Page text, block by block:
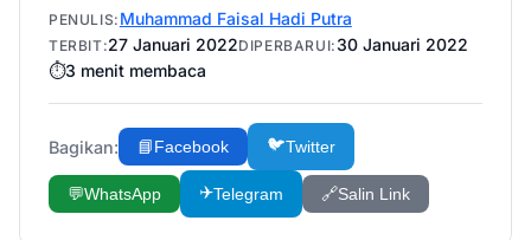
PENULIS: Muhammad Faisal Hadi Putra
TERBIT:27 Januari 2022DIPERBARUI: 30 Januari 2022
⏱️3 menit membaca
Bagikan: 📘Facebook 🐦Twitter
💬WhatsApp ✈️Telegram 🔗Salin Link